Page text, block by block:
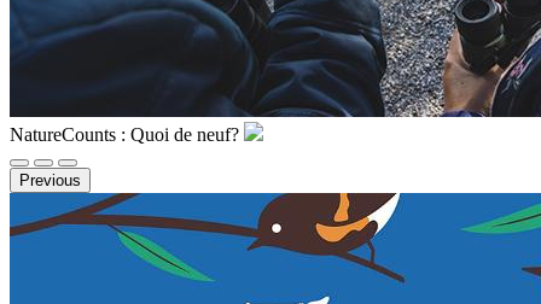
NatureCounts : Quoi de neuf?
Previous